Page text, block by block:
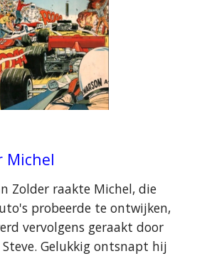
Michel
Zolder raakte Michel, die
probeerde te ontwijken,
vervolgens geraakt door
Gelukkig ontsnapt hij